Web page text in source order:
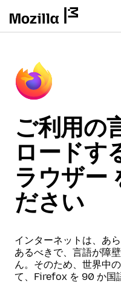
ご利用の
ロードす
ラウザー
ださい
インターネットは、あ
あるべきで、言語が障
ん。そのため、世界中
て、Firefox を 90 か国